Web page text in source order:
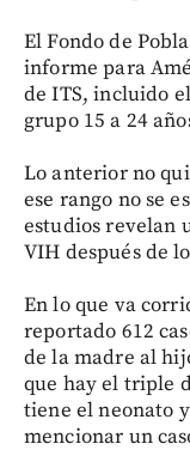
El Fondo de
informe para
de ITS, incluido
grupo 15 a 24
Lo anterior no
ese rango no se
estudios revelan
VIH después de
En lo que va
reportado 612
de la madre al
que hay el triple
tiene el neonato
mencionar un